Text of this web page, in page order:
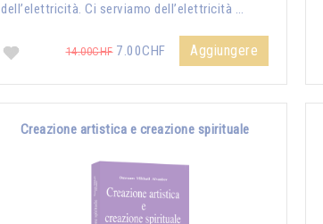
dell’elettricità. Ci serviamo dell’elettricità …
14.00CHF7.00CHF Aggiungere
Creazione artistica e creazione spirituale